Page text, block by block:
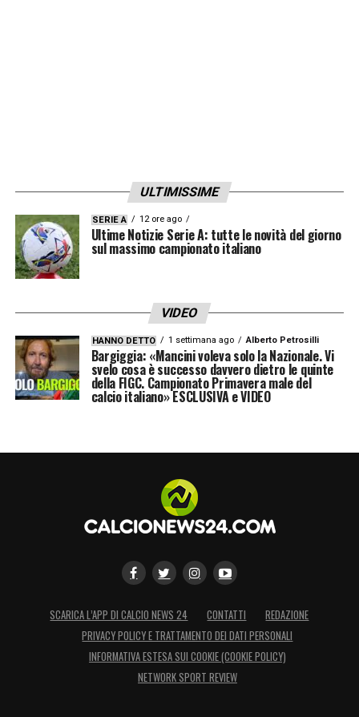
ULTIMISSIME
SERIE A 12 ore ago
Ultime Notizie Serie A: tutte le novità del giorno
sul massimo campionato italiano
VIDEO
HANNO DETTO 1 settimana ago Alberto Petrosilli
Bargiggia: «Mancini voleva solo la Nazionale. Vi
svelo cosa è successo davvero dietro le quinte
della FIGC. Campionato Primavera male del
calcio italiano» ESCLUSIVA e VIDEO
SCARICA L’APP DI CALCIO NEWS 24 CONTATTI
REDAZIONE
PRIVACY POLICY E TRATTAMENTO DEI DATI PERSONALI
INFORMATIVA ESTESA SUI COOKIE (COOKIE POLICY)
NETWORK SPORT REVIEW